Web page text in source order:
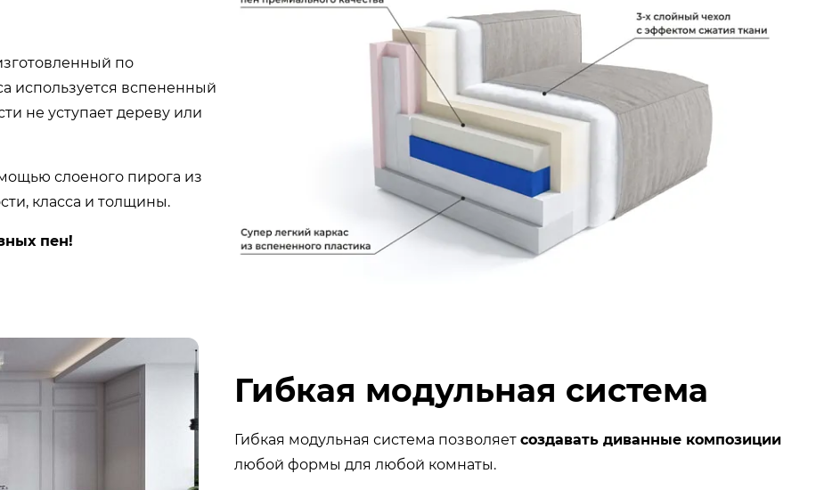
по
используется вспененный
не уступает дереву или
слоеного пирога из
класса и толщины.
пен!
Гибкая модульная система
Гибкая модульная система позволяет создавать диванные композиции
любой формы для любой комнаты.